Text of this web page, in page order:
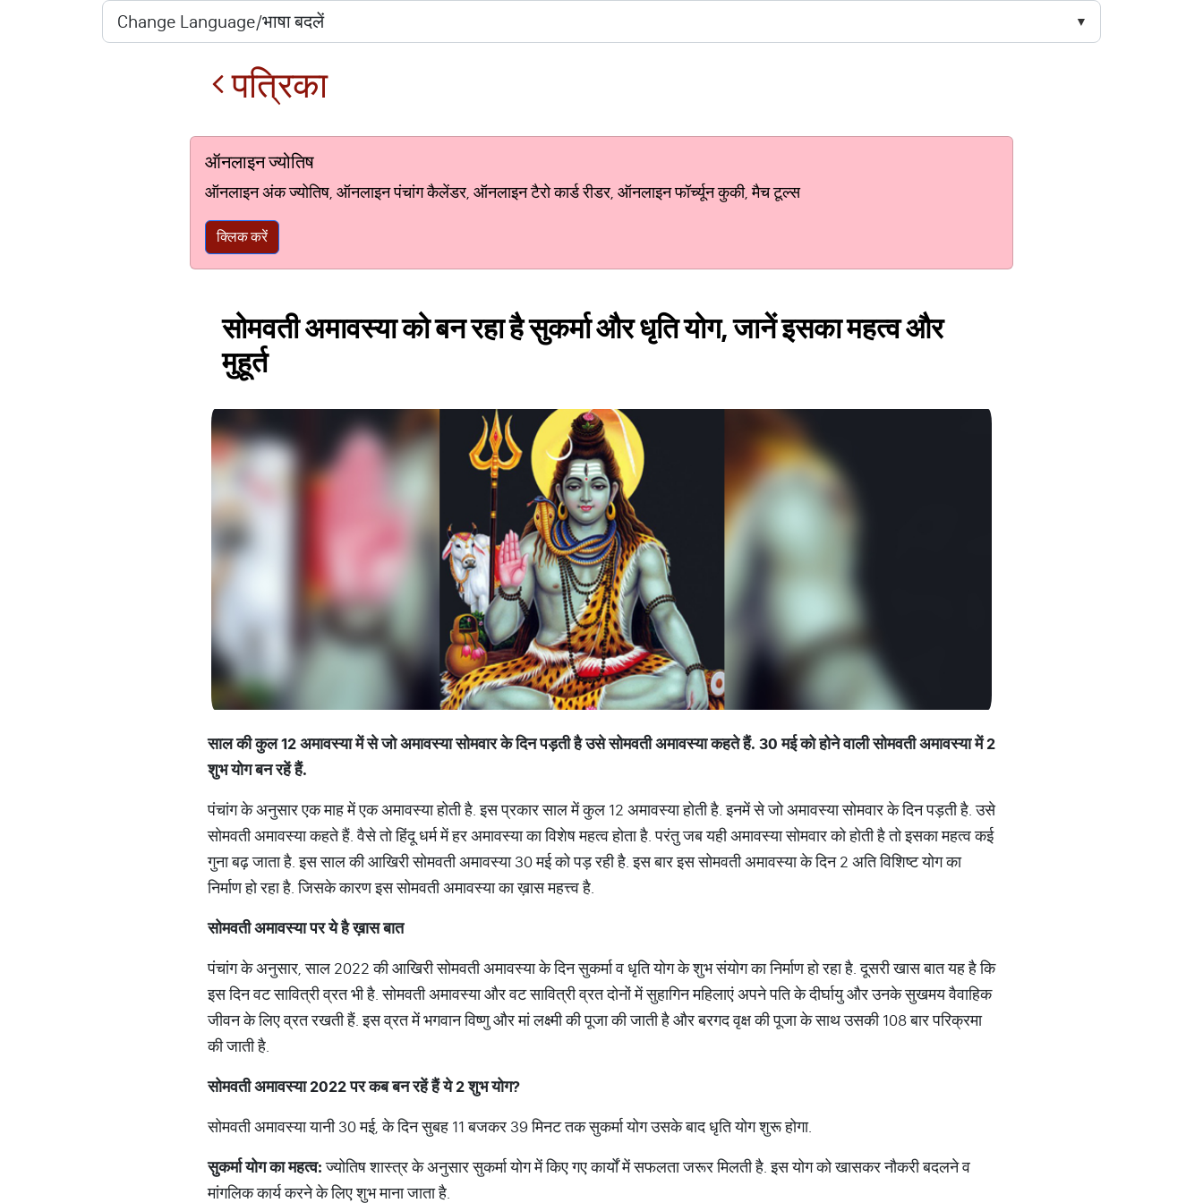
पत्रिका
ऑनलाइन ज्योतिष
ऑनलाइन अंक ज्योतिष, ऑनलाइन पंचांग कैलेंडर, ऑनलाइन टैरो कार्ड रीडर, ऑनलाइन फॉर्च्यून कुकी, मैच टूल्स
क्लिक करें
सोमवती अमावस्या को बन रहा है सुकर्मा और धृति योग, जानें इसका महत्व और
मुहूर्त
सालकीकुल12अमावस्यामेंसेजोअमावस्यासोमवारकेदिनपड़तीहैउसेसोमवतीअमावस्याकहतेहैं. 30मईकोहोनेवालीसोमवतीअमावस्यामें2
शुभयोगबनरहेंहैं.
पंचांग के अनुसार एक माह में एक अमावस्या होती है. इस प्रकार साल में कुल 12 अमावस्या होती है. इनमें से जो अमावस्या सोमवार के दिन पड़ती है. उसे
सोमवती अमावस्या कहते हैं. वैसे तो हिंदू धर्म में हर अमावस्या का विशेष महत्व होता है. परंतु जब यही अमावस्या सोमवार को होती है तो इसका महत्व कई
गुना बढ़ जाता है. इस साल की आखिरी सोमवती अमावस्या 30 मई को पड़ रही है. इस बार इस सोमवती अमावस्या के दिन 2 अति विशिष्ट योग का
निर्माण हो रहा है. जिसके कारण इस सोमवती अमावस्या का ख़ास महत्त्व है.
सोमवतीअमावस्यापरयेहैख़ासबात
पंचांग के अनुसार, साल 2022 की आखिरी सोमवती अमावस्या के दिन सुकर्मा व धृति योग के शुभ संयोग का निर्माण हो रहा है. दूसरी खास बात यह है कि
इस दिन वट सावित्री व्रत भी है. सोमवती अमावस्या और वट सावित्री व्रत दोनों में सुहागिन महिलाएं अपने पति के दीर्घायु और उनके सुखमय वैवाहिक
जीवन के लिए व्रत रखती हैं. इस व्रत में भगवान विष्णु और मां लक्ष्मी की पूजा की जाती है और बरगद वृक्ष की पूजा के साथ उसकी 108 बार परिक्रमा
की जाती है.
सोमवतीअमावस्या2022परकबबनरहेंहैंये2शुभयोग?
सोमवती अमावस्या यानी 30 मई, के दिन सुबह 11 बजकर 39 मिनट तक सुकर्मा योग उसके बाद धृति योग शुरू होगा.
सुकर्मायोगकामहत्व:ज्योतिष शास्त्र के अनुसार सुकर्मा योग में किए गए कार्यों में सफलता जरूर मिलती है. इस योग को खासकर नौकरी बदलने व
मांगलिक कार्य करने के लिए शुभ माना जाता है.